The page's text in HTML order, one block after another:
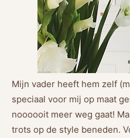
Mijn vader heeft hem zelf
speciaal voor mij op maat
noooooit meer weg gaat!
trots op de style beneden.